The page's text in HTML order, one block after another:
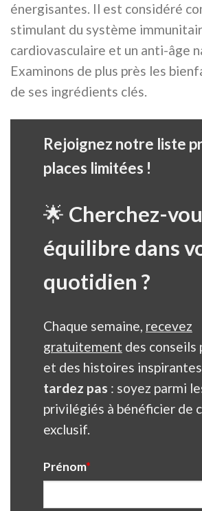
énergisantes. Il est considéré
stimulant du système
cardiovasculaire et un anti-âge
Examinons de plus près les
de ses ingrédients clés.
Rejoignez notre liste
places limitées !
🌟 Cherchez-
équilibre dans
quotidien ?
Chaque semaine, recevez
gratuitement des conseils
et des histoires
tardez pas : soyez parmi
privilégiés à bénéficier de
exclusif.
Prénom*